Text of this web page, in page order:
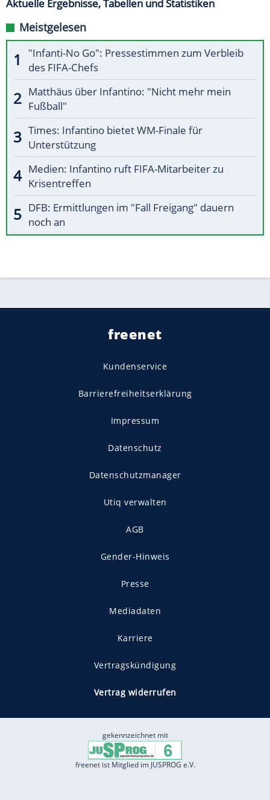
Aktuelle Ergebnisse, Tabellen und Statistiken
Meistgelesen
"Infanti-No Go": Pressestimmen zum Verbleib
des FIFA-Chefs
Matthäus über Infantino: "Nicht mehr mein
Fußball"
Times: Infantino bietet WM-Finale für
Unterstützung
Medien: Infantino ruft FIFA-Mitarbeiter zu
Krisentreffen
DFB: Ermittlungen im "Fall Freigang" dauern
noch an
freenet
Kundenservice
Barrierefreiheitserklärung
Impressum
Datenschutz
Datenschutzmanager
Utiq verwalten
AGB
Gender-Hinweis
Presse
Mediadaten
Karriere
Vertragskündigung
Vertrag widerrufen
gekennzeichnet mit
freenet ist Mitglied im JUSPROG e.V.